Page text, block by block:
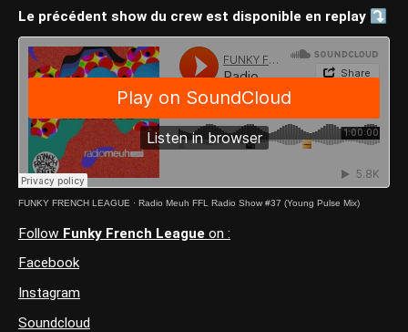
Le précédent show du crew est disponible en replay ⤵️
FUNKY FRENCH LEAGUE · Radio Meuh FFL Radio Show #37 (Young Pulse Mix)
Follow Funky French League on :
Facebook
Instagram
Soundcloud